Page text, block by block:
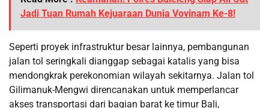
Jadi Tuan Rumah Kejuaraan Dunia Vovinam Ke-8!
Seperti proyek infrastruktur besar lainnya, pembangunan
jalan tol seringkali dianggap sebagai katalis yang bisa
mendongkrak perekonomian wilayah sekitarnya. Jalan tol
Gilimanuk-Mengwi direncanakan untuk memperlancar
akses transportasi dari bagian barat ke timur Bali,